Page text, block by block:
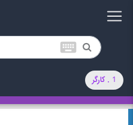
keyboard
1 . کارگر